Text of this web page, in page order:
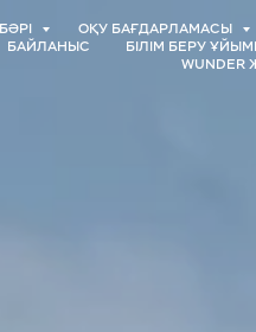
ОҚУ БАҒДАРЛАМАСЫ
БАЙЛАНЫС БІЛІМ БЕРУ